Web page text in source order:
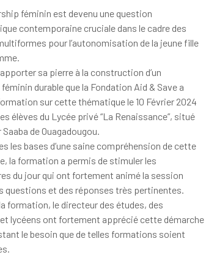
féminin est devenu une question
contemporaine cruciale dans le cadre des
pour l’autonomisation de la jeune fille
apporter sa pierre à la construction d’un
durable que la Fondation Aid & Save a
sur cette thématique le 10 Février 2024
élèves du Lycée privé “La Renaissance”, situé
de Ouagadougou.
les bases d’une saine compréhension de cette
la formation a permis de stimuler les
du jour qui ont fortement animé la session
questions et des réponses très pertinentes.
formation, le directeur des études, des
lycéens ont fortement apprécié cette démarche
le besoin que de telles formations soient